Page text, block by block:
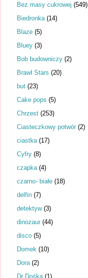
Bez masy cukrowej (549)
Biedronka (14)
Blaze (5)
Bluey (3)
Bob budowniczy (2)
Brawl Stars (20)
but (23)
Cake pops (5)
Chrzest (253)
Ciasteczkowy potwór (2)
ciastka (17)
Cyfry (8)
czapka (4)
czarno- białe (18)
delfin (7)
detektyw (3)
dinozaur (44)
disco (5)
Domek (10)
Dora (2)
Dr Dośka (1)